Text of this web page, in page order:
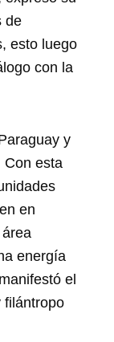
de
esto luego
con la
y
Con esta
en
energía
el
filántropo